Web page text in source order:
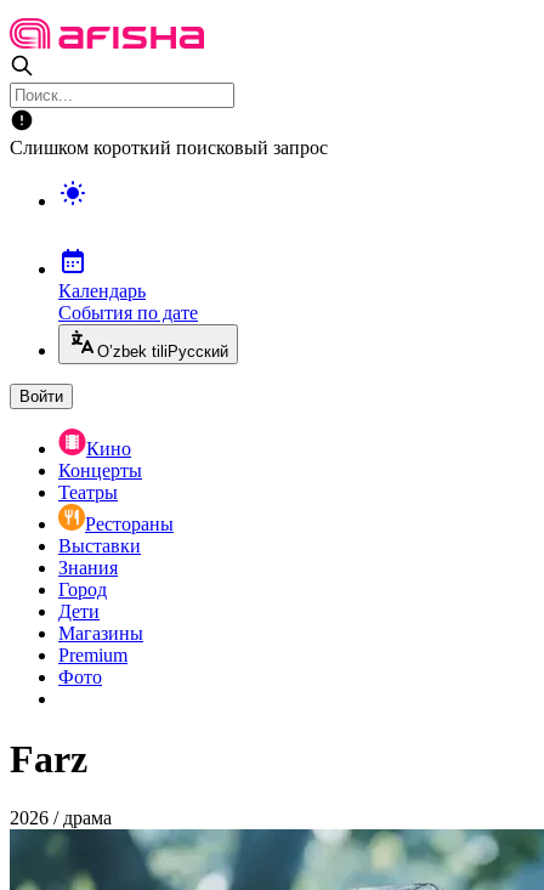
Слишком короткий поисковый запрос
Календарь
События по дате
O’zbek tili Русский
Войти
Кино
Концерты
Театры
Рестораны
Выставки
Знания
Город
Дети
Магазины
Premium
Фото
Farz
2026 / драма